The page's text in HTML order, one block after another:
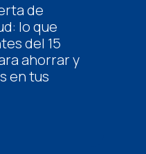
de
lo que
del 15
ahorrar y
en tus